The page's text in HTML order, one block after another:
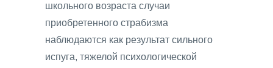
школьного возраста случаи
приобретенного страбизма
наблюдаются как результат сильного
испуга, тяжелой психологической